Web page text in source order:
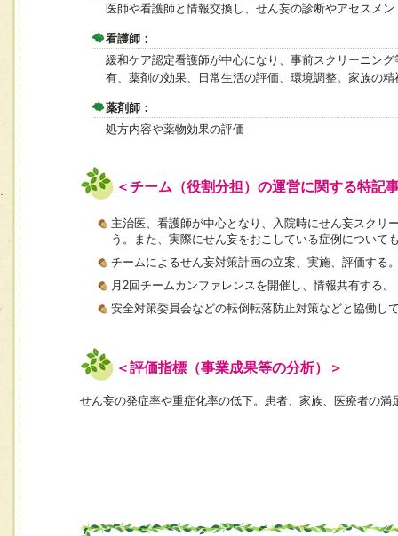
医師や看護師と情報交換し、せん妄の診断やアセスメ
看護師：
緩和ケア認定看護師が中心になり、事前スクリーニン
有、薬剤の効果、日常生活の評価、環境調整。家族の
薬剤師：
処方内容や薬物効果の評価
＜チーム（役割分担）の運営に関する特記
主治医、看護師が中心となり、入院時にせん妄スクリ
う。また、実際にせん妄をおこしている症例について
チームによるせん妄対策計画の立案、実施、評価する
月2回チームカンファレンスを開催し、情報共有する。
安全対策委員会などの転倒転落防止対策などと協働し
＜評価指標（事業成果等の分析）＞
せん妄の発症率や重症化率の低下。患者、家族、医療者の満